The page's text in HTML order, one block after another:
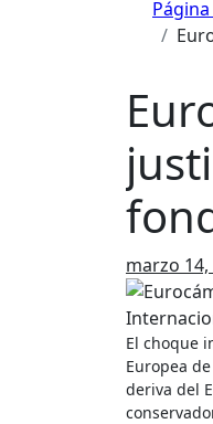
marzo 14,
El choque institucional ya está servido. El Parlamento Europeo llevará ante la Justicia de la UE la decisión de la Comisión
Europea
deriva del